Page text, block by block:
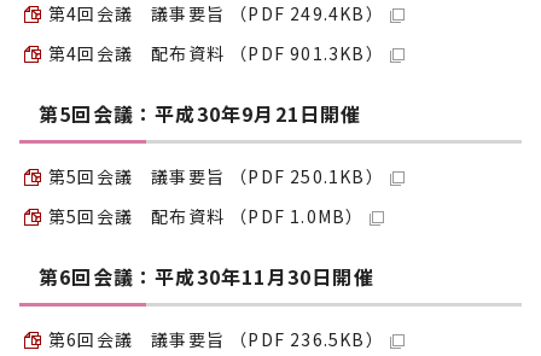
第4回会議 議事要旨 （PDF 249.4KB）
第4回会議 配布資料 （PDF 901.3KB）
第5回会議：平成30年9月21日開催
第5回会議 議事要旨 （PDF 250.1KB）
第5回会議 配布資料 （PDF 1.0MB）
第6回会議：平成30年11月30日開催
第6回会議 議事要旨 （PDF 236.5KB）